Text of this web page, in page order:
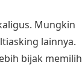
Mungkin
lainnya.
bijak memilih